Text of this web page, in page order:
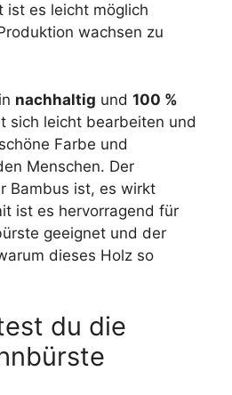
ist es leicht möglich
wachsen zu
nachhaltig und 100 %
sich leicht bearbeiten und
Farbe und
Menschen. Der
Bambus ist, es wirkt
ist es hervorragend für
geeignet und der
dieses Holz so
du die